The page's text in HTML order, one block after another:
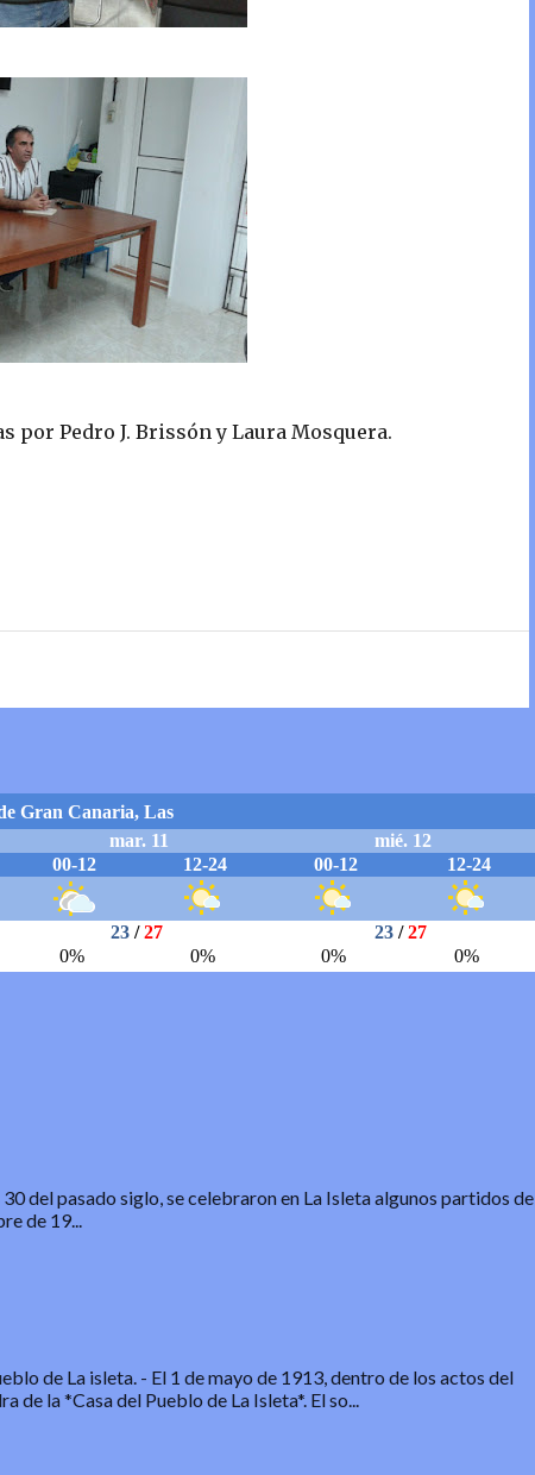
por Pedro J. Brissón y Laura Mosquera.
del pasado siglo, se celebraron en La Isleta algunos partidos de
de 19...
de La isleta. - El 1 de mayo de 1913, dentro de los actos del
la *Casa del Pueblo de La Isleta*. El so...